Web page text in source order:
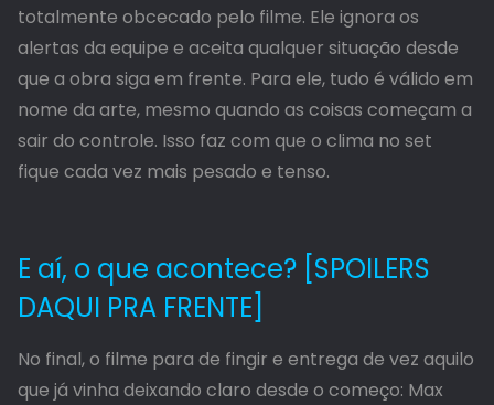
totalmente obcecado pelo filme. Ele ignora os
alertas da equipe e aceita qualquer situação desde
que a obra siga em frente. Para ele, tudo é válido em
nome da arte, mesmo quando as coisas começam a
sair do controle. Isso faz com que o clima no set
fique cada vez mais pesado e tenso.
E aí, o que acontece? [SPOILERS
DAQUI PRA FRENTE]
No final, o filme para de fingir e entrega de vez aquilo
que já vinha deixando claro desde o começo: Max